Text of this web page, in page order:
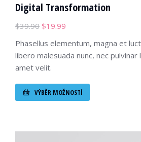
Digital Transformation
$39.90 $19.99
Phasellus elementum, magna et
libero malesuada nunc, nec
amet velit.
VÝBĚR MOŽNOSTÍ